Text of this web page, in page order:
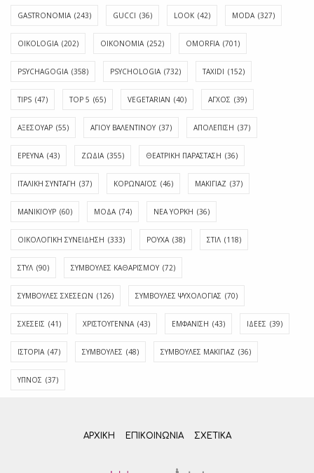
GASTRONOMIA (243) GUCCI (36) LOOK (42) MODA (327)
OIKOLOGIA (202) OIKONOMIA (252) OMORFIA (701)
PSYCHAGOGIA (358) PSYCHOLOGIA (732) TAXIDI (152)
TIPS (47) TOP 5 (65) VEGETARIAN (40) ΑΓΧΟΣ (39)
ΑΞΕΣΟΥΑΡ (55) ΑΓΊΟΥ ΒΑΛΕΝΤΊΝΟΥ (37) ΑΠΟΛΈΠΙΣΗ (37)
ΕΡΕΥΝΑ (43) ΖΩΔΙΑ (355) ΘΕΑΤΡΙΚΗ ΠΑΡΑΣΤΑΣΗ (36)
ΙΤΑΛΙΚΗ ΣΥΝΤΑΓΗ (37) ΚΟΡΩΝΑΪΟΣ (46) ΜΑΚΙΓΙΑΖ (37)
ΜΑΝΙΚΙΟΥΡ (60) ΜΟΔΑ (74) ΝΕΑ ΥΟΡΚΗ (36)
ΟΙΚΟΛΟΓΙΚΗ ΣΥΝΕΙΔΗΣΗ (333) ΡΟΥΧΑ (38) ΣΤΙΛ (118)
ΣΤΥΛ (90) ΣΥΜΒΟΥΛΕΣ ΚΑΘΑΡΙΣΜΟΥ (72)
ΣΥΜΒΟΥΛΕΣ ΣΧΕΣΕΩΝ (126) ΣΥΜΒΟΥΛΕΣ ΨΥΧΟΛΟΓΙΑΣ (70)
ΣΧΕΣΕΙΣ (41) ΧΡΙΣΤΟΥΓΕΝΝΑ (43) ΕΜΦΆΝΙΣΗ (43) ΙΔΈΕΣ (39)
ΙΣΤΟΡΊΑ (47) ΣΥΜΒΟΥΛΈΣ (48) ΣΥΜΒΟΥΛΈΣ ΜΑΚΙΓΙΆΖ (36)
ΎΠΝΟΣ (37)
ΑΡΧΙΚΗ ΕΠΙΚΟΙΝΩΝΊΑ ΣΧΕΤΙΚΆ